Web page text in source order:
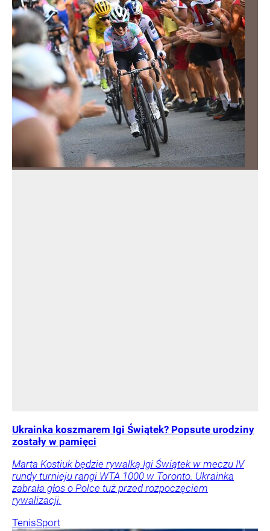
Ukrainka koszmarem Igi Świątek? Popsute urodziny
zostały w pamięci
Marta Kostiuk będzie rywalką Igi Świątek w meczu IV
rundy turnieju rangi WTA 1000 w Toronto. Ukrainka
zabrała głos o Polce tuż przed rozpoczęciem
rywalizacji.
TenisSport